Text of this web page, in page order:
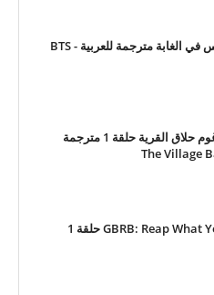
الحلقة 1 من بتس في الغابة مترجمة للعربية - BTS
برنامج بارك بوغوم حلاق القرية حلقة 1 مترجمة
برنامج GBRB: Reap What You Sow حلقة 1